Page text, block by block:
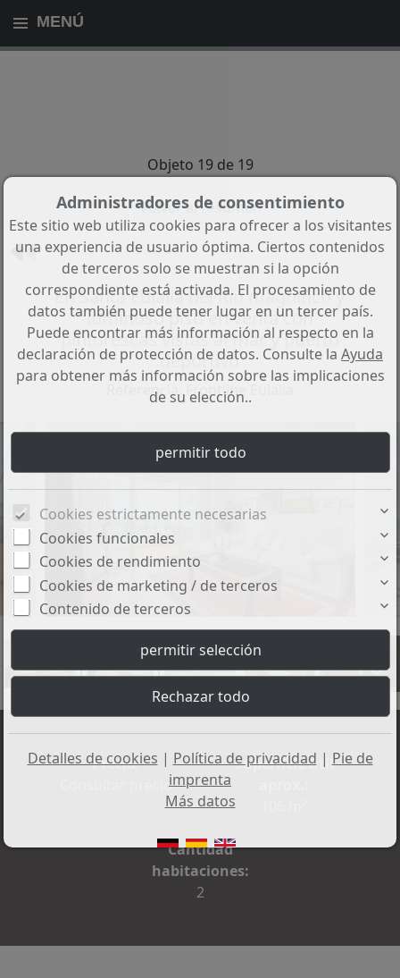
MENÚ
Objeto 19 de 19
Volver al resumen
En Santa Eulalia del Río magnífico y
luminoso piso en venta con
pintorescas vistas al mar y puerto
deportivo
Referencia: Frontline Eulalia
+16
Precio:
Consultar precio
Superficie útil
Cantidad
habitaciones:
2
Administradores de consentimiento
Este sitio web utiliza cookies para ofrecer a los visitantes
una experiencia de usuario óptima. Ciertos contenidos
de terceros solo se muestran si la opción
correspondiente está activada. El procesamiento de
datos también puede tener lugar en un tercer país.
Puede encontrar más información al respecto en la
declaración de protección de datos. Consulte la Ayuda
para obtener más información sobre las implicaciones
de su elección..
Cookies estrictamente necesarias
Cookies funcionales
Cookies de rendimiento
Cookies de marketing / de terceros
Contenido de terceros
Detalles de cookies | Política de privacidad | Pie de
imprenta
Más datos